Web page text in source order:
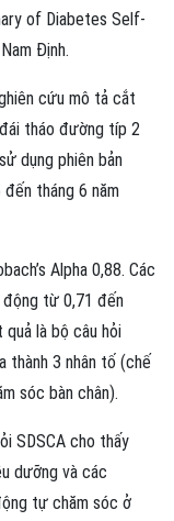
of Diabetes Self-
Định.
cứu mô tả cắt
tháo đường típ 2
dụng phiên bản
tháng 6 năm
Alpha 0,88. Các
động từ 0,71 đến
là bộ câu hỏi
thành 3 nhân tố (chế
sóc bàn chân).
SDSCA cho thấy
dưỡng và các
tự chăm sóc ở